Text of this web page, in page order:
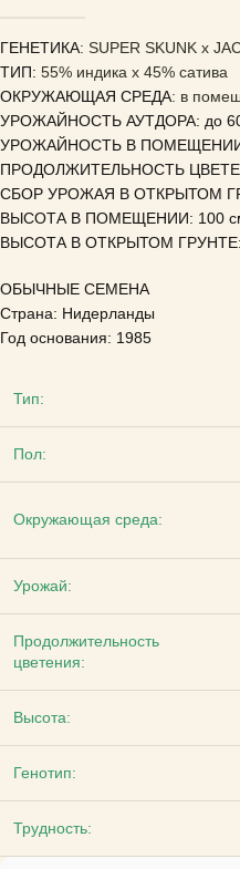
ГЕНЕТИКА: SUPER SKUNK x
ТИП: 55% индика x 45% сатива
ОКРУЖАЮЩАЯ СРЕДА: в
УРОЖАЙНОСТЬ АУТДОРА: до
УРОЖАЙНОСТЬ В
ПРОДОЛЖИТЕЛЬНОСТЬ
СБОР УРОЖАЯ В ОТКРЫТОМ
ВЫСОТА В ПОМЕЩЕНИИ: 100
ВЫСОТА В ОТКРЫТОМ ГРУНТЕ:
ОБЫЧНЫЕ СЕМЕНА
Страна: Нидерланды
Год основания: 1985
Тип:
Пол:
Окружающая среда:
Урожай:
Продолжительность
цветения:
Высота:
Генотип:
Трудность: